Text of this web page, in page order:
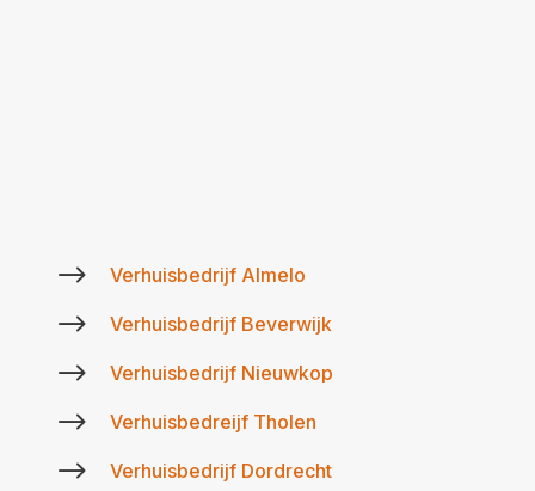
$ Verhuisbedrijf Almelo
$ Verhuisbedrijf Beverwijk
$ Verhuisbedrijf Nieuwkop
$ Verhuisbedreijf Tholen
$ Verhuisbedrijf Dordrecht